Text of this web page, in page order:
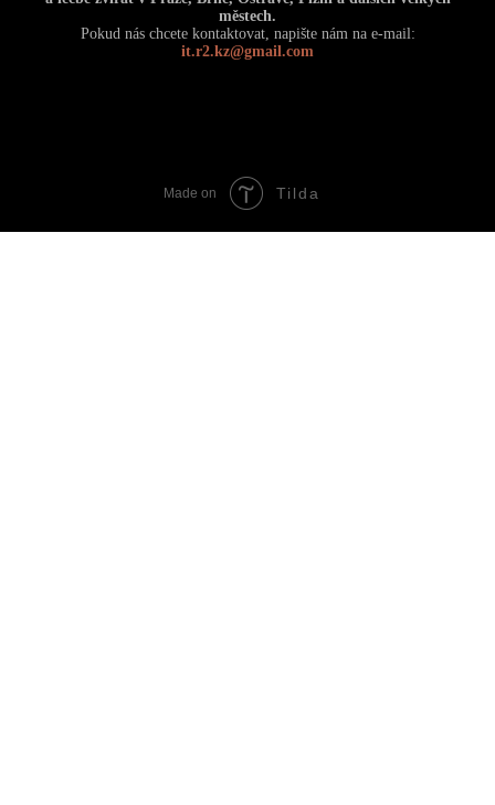
městech.
Pokud nás chcete kontaktovat, napište nám na e-mail:
it.r2.kz@gmail.com
Made on Tilda